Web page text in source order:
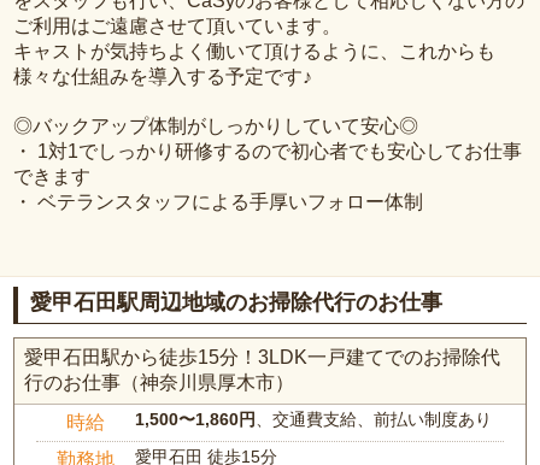
ご利用はご遠慮させて頂いています。
キャストが気持ちよく働いて頂けるように、これからも
様々な仕組みを導入する予定です♪
◎バックアップ体制がしっかりしていて安心◎
・ 1対1でしっかり研修するので初心者でも安心してお仕事
できます
・ ベテランスタッフによる手厚いフォロー体制
愛甲石田駅周辺地域のお掃除代行のお仕事
愛甲石田駅から徒歩15分！3LDK一戸建てでのお掃除代
行のお仕事（神奈川県厚木市）
時給 1,500〜1,860円、交通費支給、前払い制度あり
勤務地
愛甲石田 徒歩15分